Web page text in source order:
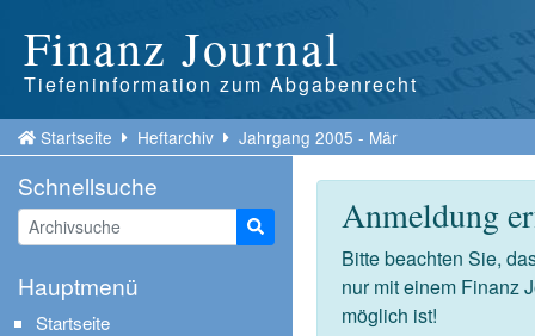
Finanz Journal
Tiefeninformation zum Abgabenrecht
Startseite Heftarchiv Jahrgang 2005 - Mär
Anmeldung
Bitte beachten Sie,
nur mit einem Finanz
möglich ist!
Schnellsuche
Suche starten
Hauptmenü
Startseite